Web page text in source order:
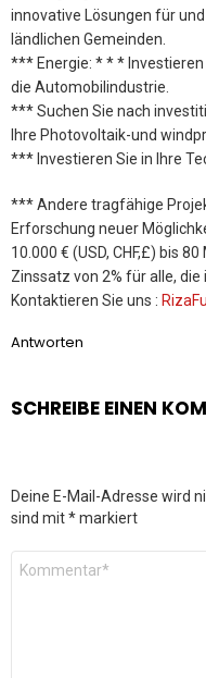
innovative Lösungen für
ländlichen Gemeinden.
*** Energie: * * *
die Automobilindustrie.
*** Suchen Sie nach
Ihre Photovoltaik-und
*** Investieren Sie in Ihre
*** Andere tragfähige
Erforschung neuer
10.000 € (USD, CHF,£) bis
Zinssatz von 2% für alle,
Kontaktieren Sie uns :
Antworten
SCHREIBE EINEN
Deine E-Mail-Adresse wird
sind mit*markiert
Kommentar